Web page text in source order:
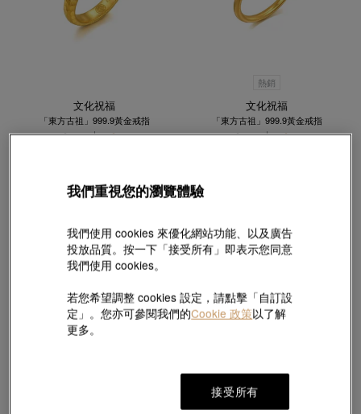
文化祝福
「東方古祖」999.9黃金戒指
HK$9,892
HK$9,397
熱銷
文化祝福
「東方古祖」999.9黃金戒指
HK$2,231
HK$2,119
我們重視您的瀏覽體驗
我們使用 cookies 來優化網站功能、以及廣告
投放品質。按一下「接受所有」即表示您同意
我們使用 cookies。
若您希望調整 cookies 設定，請點擊「自訂設
定」。您亦可參閱我們的Cookie 政策以了解
更多。
接受所有